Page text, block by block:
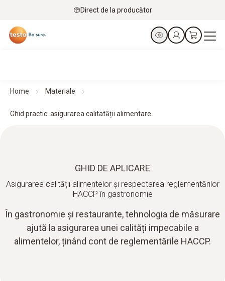
Direct de la producător
Home Materiale
Ghid practic: asigurarea calitatății alimentare
GHID DE APLICARE
Asigurarea calității alimentelor și respectarea reglementărilor
HACCP în gastronomie
În gastronomie și restaurante, tehnologia de măsurare
ajută la asigurarea unei calități impecabile a
alimentelor, ținând cont de reglementările HACCP.